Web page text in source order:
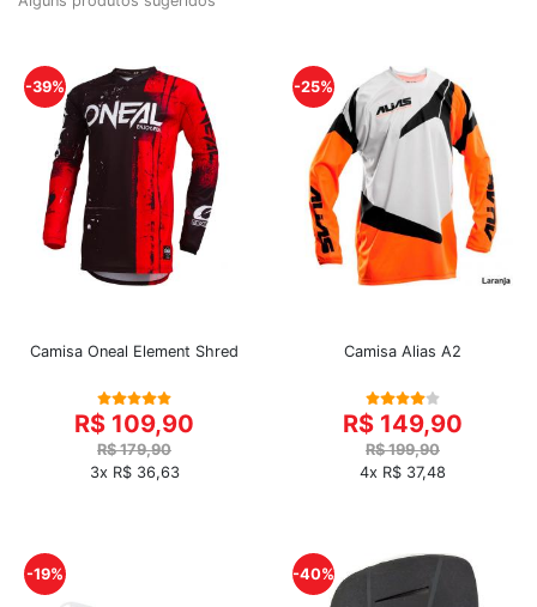
-39%
Camisa Oneal Element Shred
R$ 109,90
R$ 179,90
3x R$ 36,63
-25%
Camisa Alias A2
R$ 149,90
R$ 199,90
4x R$ 37,48
-19% -40%